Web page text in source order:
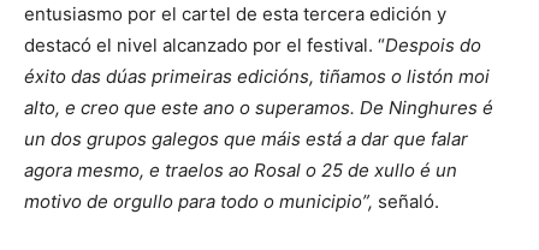
entusiasmo por el cartel de esta tercera edición y
destacó el nivel alcanzado por el festival. “Despois do
éxito das dúas primeiras edicións, tiñamos o listón moi
alto, e creo que este ano o superamos. De Ninghures é
un dos grupos galegos que máis está a dar que falar
agora mesmo, e traelos ao Rosal o 25 de xullo é un
motivo de orgullo para todo o municipio”, señaló.